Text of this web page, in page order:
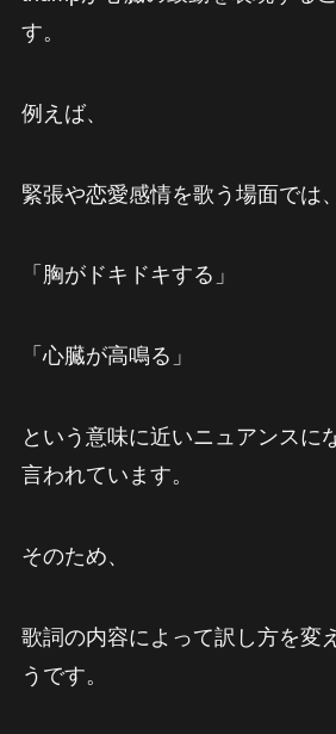
す。
例えば、
緊張や恋愛感情を歌う場面では、
「胸がドキドキする」
「心臓が高鳴る」
という意味に近いニュアンスに
言われています。
そのため、
歌詞の内容によって訳し方を変
うです。